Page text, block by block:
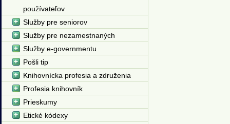
používateľov
Služby pre seniorov
Služby pre nezamestnaných
Služby e-governmentu
Pošli tip
Knihovnícka profesia a združenia
Profesia knihovník
Prieskumy
Etické kódexy